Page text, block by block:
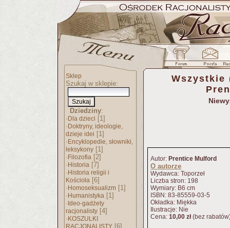
Sklep
Szukaj w sklepie:
Dziedziny:
· Dla dzieci [1]
· Doktryny, ideologie,
dzieje idei [1]
· Encyklopedie, słowniki,
leksykony [1]
· Filozofia [2]
· Historia [7]
· Historia religii i
Kościoła [6]
· Homoseksualizm [1]
· Humanistyka [1]
· Ideo-gadżety
racjonalisty [4]
· KOSZULKI
RACJONALISTY [6]
Wszystkie
Autor: Prentice Mulford
O autorze
Wydawca: Toporzeł
Liczba stron: 198
Wymiary: B6 cm
ISBN: 83-85559-03-5
Okładka: Miękka
Ilustracje: Nie
Cena: 10,00 zł(bez